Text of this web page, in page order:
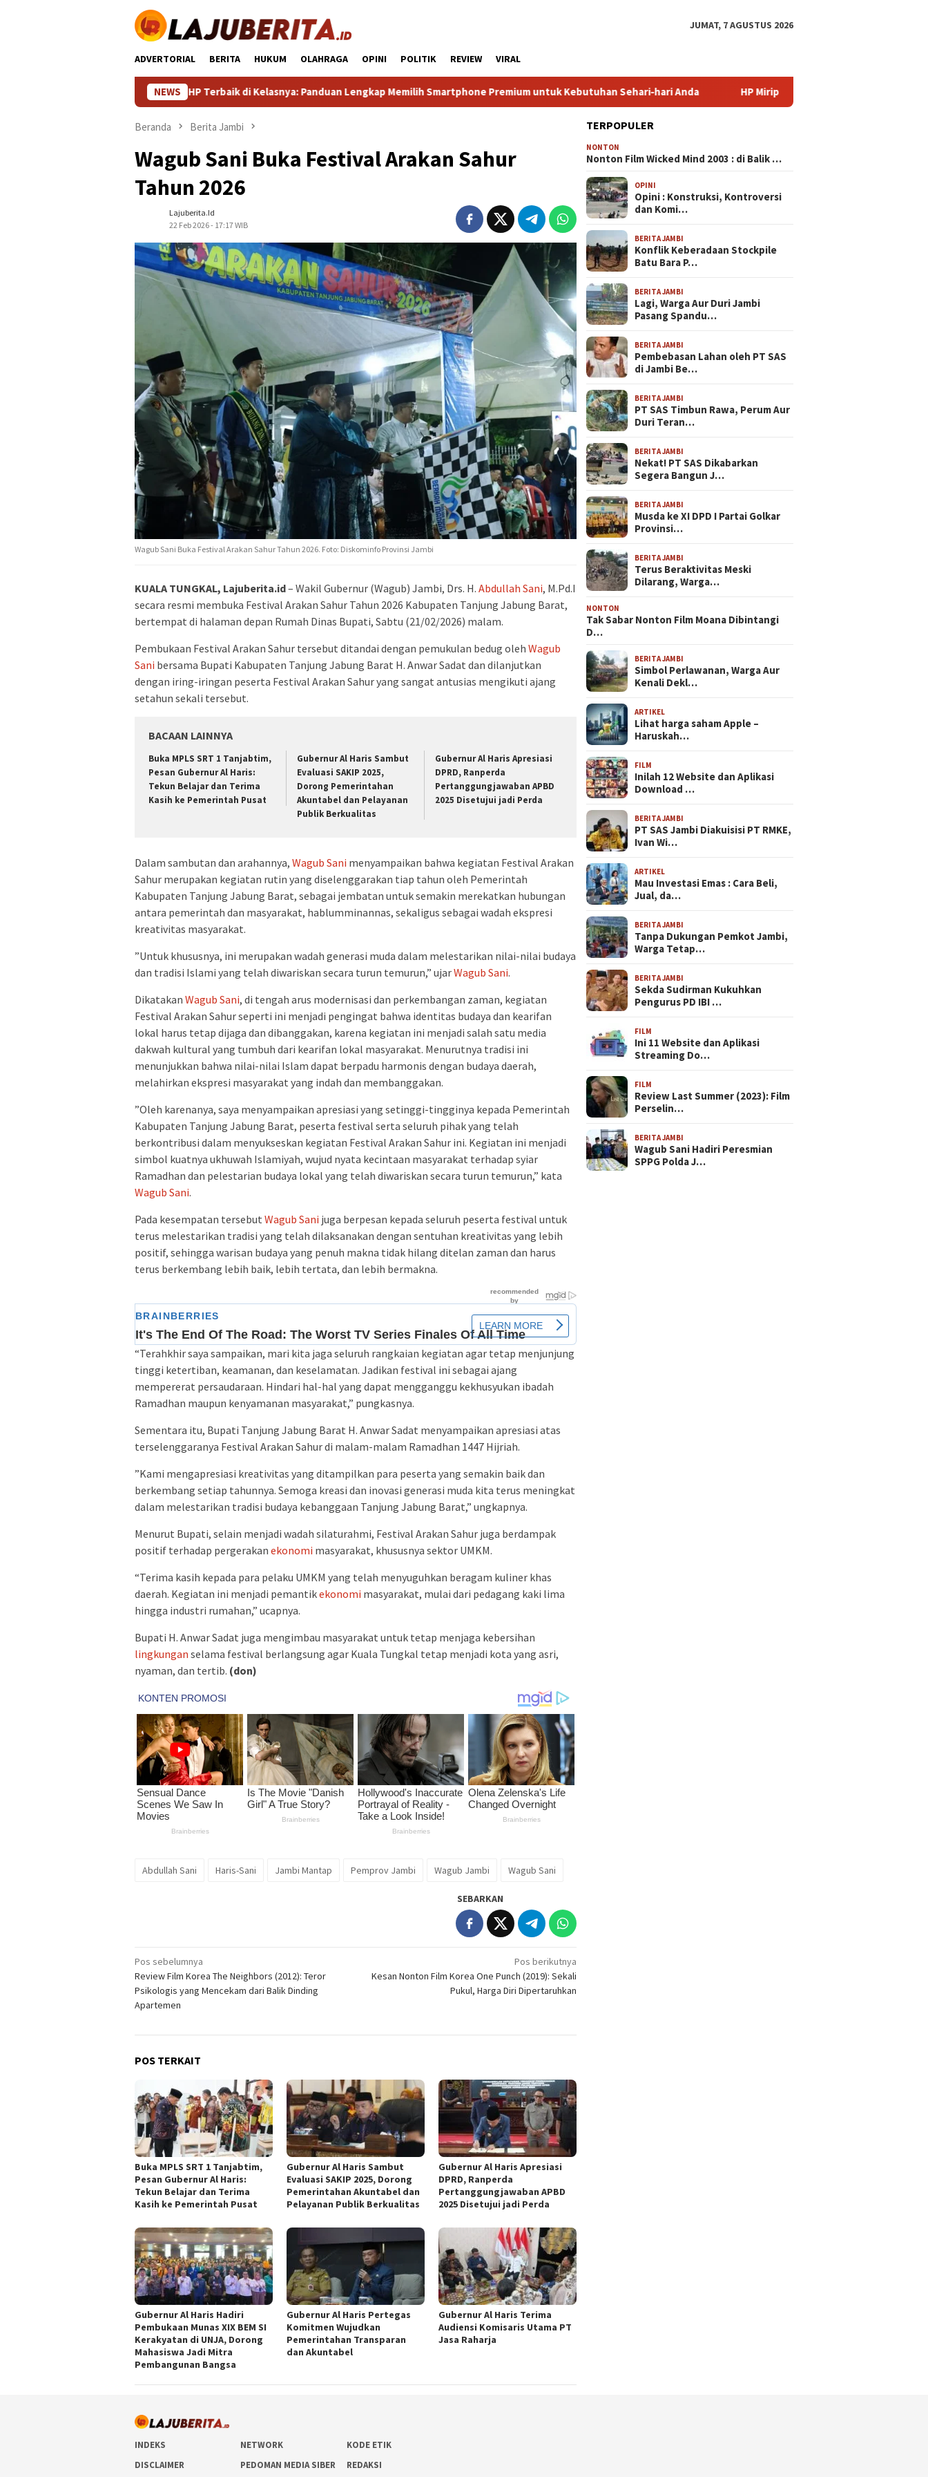
JUMAT, 7 AGUSTUS 2026
ADVERTORIAL BERITA HUKUM OLAHRAGA OPINI POLITIK REVIEW VIRAL
NEWS
HP Terbaik di Kelasnya: Panduan Lengkap Memilih Smartphone Premium untuk Kebutuhan Sehari‑hari Anda HP Mirip iPhone Kameranya: Pilihan Terbaik untuk
Beranda Berita Jambi
Wagub Sani Buka Festival Arakan Sahur
Tahun 2026
Lajuberita.id
22 Feb 2026 - 17:17 WIB
Wagub Sani Buka Festival Arakan Sahur Tahun 2026. Foto: Diskominfo Provinsi Jambi
KUALA TUNGKAL, Lajuberita.id– Wakil Gubernur (Wagub) Jambi, Drs. H. Abdullah Sani, M.Pd.I
secara resmi membuka Festival Arakan Sahur Tahun 2026 Kabupaten Tanjung Jabung Barat,
bertempat di halaman depan Rumah Dinas Bupati, Sabtu (21/02/2026) malam.
Pembukaan Festival Arakan Sahur tersebut ditandai dengan pemukulan bedug oleh Wagub
Sani bersama Bupati Kabupaten Tanjung Jabung Barat H. Anwar Sadat dan dilanjutkan
dengan iring-iringan peserta Festival Arakan Sahur yang sangat antusias mengikuti ajang
setahun sekali tersebut.
BACAAN LAINNYA
Buka MPLS SRT 1 Tanjabtim,
Pesan Gubernur Al Haris:
Tekun Belajar dan Terima
Kasih ke Pemerintah Pusat
Gubernur Al Haris Sambut
Evaluasi SAKIP 2025,
Dorong Pemerintahan
Akuntabel dan Pelayanan
Publik Berkualitas
Gubernur Al Haris Apresiasi
DPRD, Ranperda
Pertanggungjawaban APBD
2025 Disetujui jadi Perda
Dalam sambutan dan arahannya, Wagub Sani menyampaikan bahwa kegiatan Festival Arakan
Sahur merupakan kegiatan ‎rutin yang diselenggarakan tiap tahun oleh Pemerintah
‎Kabupaten Tanjung Jabung Barat, sebagai jembatan untuk semakin merekatkan hubungan
antara pemerintah ‎dan masyarakat, hablumminannas, sekaligus sebagai wadah ekspresi
kreativitas masyarakat.
‎”Untuk khususnya, ini merupakan wadah generasi muda dalam melestarikan nilai-nilai budaya
dan tradisi Islami yang telah diwariskan secara turun temurun,” ujarWagub Sani.
‎Dikatakan Wagub Sani, di tengah arus modernisasi dan perkembangan zaman, kegiatan
Festival Arakan Sahur seperti ini menjadi pengingat bahwa identitas budaya dan kearifan
lokal harus tetap dijaga dan dibanggakan, karena kegiatan ‎ini menjadi salah satu media
dakwah kultural yang ‎tumbuh dari kearifan lokal masyarakat. Menurutnya tradisi ini
menunjukkan bahwa nilai-nilai Islam dapat berpadu harmonis dengan budaya daerah,
melahirkan ekspresi masyarakat yang indah dan membanggakan.
‎”Oleh karenanya, saya menyampaikan apresiasi yang ‎setinggi-tingginya kepada Pemerintah
Kabupaten Tanjung Jabung Barat, peserta festival serta seluruh pihak yang telah
berkontribusi dalam menyukseskan kegiatan Festival Arakan Sahur ini. Kegiatan ini menjadi
simbol ‎kuatnya ukhuwah Islamiyah, wujud nyata kecintaan ‎masyarakat terhadap syiar
Ramadhan dan pelestarian budaya lokal yang telah diwariskan secara turun temurun,” kata
Wagub Sani.
‎Pada kesempatan tersebut Wagub Sani juga berpesan kepada seluruh peserta festival untuk
terus melestarikan tradisi yang telah dilaksanakan dengan sentuhan kreativitas yang lebih
‎positif, sehingga warisan budaya yang penuh makna tidak ‎hilang ditelan zaman dan harus
terus berkembang lebih baik, lebih tertata, dan lebih bermakna.
“Terahkhir saya sampaikan, mari kita jaga seluruh rangkaian kegiatan agar tetap menjunjung
tinggi ketertiban, keamanan, dan keselamatan. Jadikan festival ini sebagai ajang
‎mempererat persaudaraan. Hindari hal-hal yang dapat mengganggu kekhusyukan ibadah
Ramadhan maupun ‎kenyamanan masyarakat,” pungkasnya.
Sementara itu, Bupati Tanjung Jabung Barat H. Anwar Sadat menyampaikan apresiasi atas
terselenggaranya Festival Arakan Sahur di malam-malam Ramadhan 1447 Hijriah.
‎”Kami mengapresiasi kreativitas yang ditampilkan para peserta yang semakin baik dan
berkembang setiap tahunnya. Semoga kreasi dan inovasi generasi muda kita terus meningkat
dalam melestarikan tradisi budaya kebanggaan Tanjung Jabung Barat,” ungkapnya.
Menurut Bupati, selain menjadi wadah silaturahmi, Festival Arakan Sahur juga berdampak
positif terhadap pergerakan ekonomi masyarakat, khususnya sektor UMKM.
“Terima kasih kepada para pelaku UMKM yang telah menyuguhkan beragam kuliner khas
daerah. Kegiatan ini menjadi pemantikekonomi masyarakat, mulai dari pedagang kaki lima
hingga industri rumahan,” ucapnya.
‎Bupati H. Anwar Sadat juga mengimbau masyarakat untuk tetap menjaga kebersihan
lingkungan selama festival berlangsung agar Kuala Tungkal tetap menjadi kota yang asri,
nyaman, dan tertib. (don)
Abdullah Sani Haris-Sani Jambi Mantap Pemprov Jambi Wagub Jambi Wagub Sani
SEBARKAN
Navigasi
pos
Pos sebelumnya
Review Film Korea The Neighbors (2012): Teror
Psikologis yang Mencekam dari Balik Dinding
Apartemen
Pos berikutnya
Kesan Nonton Film Korea One Punch (2019): Sekali
Pukul, Harga Diri Dipertaruhkan
POS TERKAIT
Buka MPLS SRT 1 Tanjabtim,
Pesan Gubernur Al Haris:
Tekun Belajar dan Terima
Kasih ke Pemerintah Pusat
Gubernur Al Haris Sambut
Evaluasi SAKIP 2025, Dorong
Pemerintahan Akuntabel dan
Pelayanan Publik Berkualitas
Gubernur Al Haris Apresiasi
DPRD, Ranperda
Pertanggungjawaban APBD
2025 Disetujui jadi Perda
Gubernur Al Haris Hadiri
Pembukaan Munas XIX BEM SI
Kerakyatan di UNJA, Dorong
Mahasiswa Jadi Mitra
Pembangunan Bangsa
Gubernur Al Haris Pertegas
Komitmen Wujudkan
Pemerintahan Transparan
dan Akuntabel
Gubernur Al Haris Terima
Audiensi Komisaris Utama PT
Jasa Raharja
TERPOPULER
NONTON
Nonton Film Wicked Mind 2003 : di Balik …
OPINI
Opini : Konstruksi, Kontroversi
dan Komi…
BERITA JAMBI
Konflik Keberadaan Stockpile
Batu Bara P…
BERITA JAMBI
Lagi, Warga Aur Duri Jambi
Pasang Spandu…
BERITA JAMBI
Pembebasan Lahan oleh PT SAS
di Jambi Be…
BERITA JAMBI
PT SAS Timbun Rawa, Perum Aur
Duri Teran…
BERITA JAMBI
Nekat! PT SAS Dikabarkan
Segera Bangun J…
BERITA JAMBI
Musda ke XI DPD I Partai Golkar
Provinsi…
BERITA JAMBI
Terus Beraktivitas Meski
Dilarang, Warga…
NONTON
Tak Sabar Nonton Film Moana Dibintangi
D…
BERITA JAMBI
Simbol Perlawanan, Warga Aur
Kenali Dekl…
ARTIKEL
Lihat harga saham Apple –
Haruskah…
FILM
Inilah 12 Website dan Aplikasi
Download …
BERITA JAMBI
PT SAS Jambi Diakuisisi PT RMKE,
Ivan Wi…
ARTIKEL
Mau Investasi Emas : Cara Beli,
Jual, da…
BERITA JAMBI
Tanpa Dukungan Pemkot Jambi,
Warga Tetap…
BERITA JAMBI
Sekda Sudirman Kukuhkan
Pengurus PD IBI …
FILM
Ini 11 Website dan Aplikasi
Streaming Do…
FILM
Review Last Summer (2023): Film
Perselin…
BERITA JAMBI
Wagub Sani Hadiri Peresmian
SPPG Polda J…
INDEKS NETWORK
KODE ETIK
DISCLAIMER
PEDOMAN MEDIA SIBER REDAKSI